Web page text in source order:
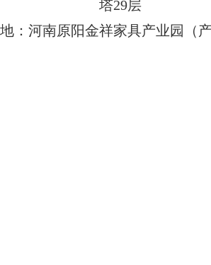
塔29层
：河南原阳金祥家具产业园（